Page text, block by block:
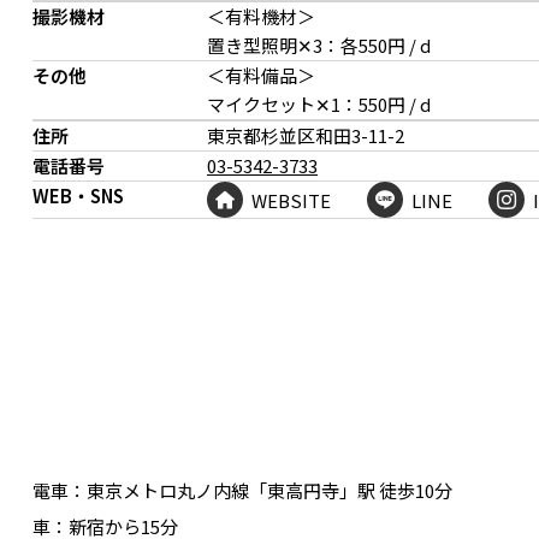
撮影機材
＜有料機材＞
置き型照明✕3：各550円 / d
その他
＜有料備品＞
マイクセット✕1：550円 / d
住所
東京都杉並区和田3-11-2
電話番号
03-5342-3733
WEB・SNS
WEBSITE LINE
電車： 東京メトロ丸ノ内線「東高円寺」駅 徒歩10分
車：新宿から15分